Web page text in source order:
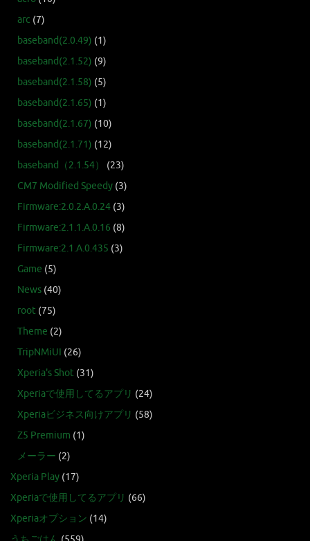
arc (7)
baseband(2.0.49) (1)
baseband(2.1.52) (9)
baseband(2.1.58) (5)
baseband(2.1.65) (1)
baseband(2.1.67) (10)
baseband(2.1.71) (12)
baseband（2.1.54）
(23)
CM7 Modified Speedy (3)
Firmware:2.0.2.A.0.24 (3)
Firmware:2.1.1.A.0.16 (8)
Firmware:2.1.A.0.435 (3)
Game (5)
News (40)
root (75)
Theme (2)
TripNMiUI (26)
Xperia's Shot (31)
Xperiaで使用してるアプリ (24)
Xperiaビジネス向けアプリ (58)
Z5 Premium (1)
メーラー (2)
Xperia Play (17)
Xperiaで使用してるアプリ (66)
Xperiaオプション (14)